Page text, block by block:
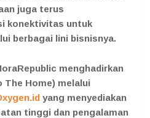
juga terus
konektivitas untuk
berbagai lini bisnisnya.
menghadirkan
The Home) melalui
yang menyediakan
tinggi dan pengalaman